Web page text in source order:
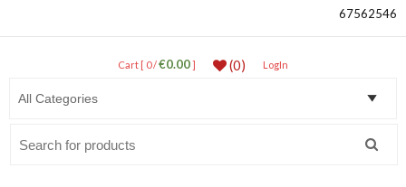
67562546
Cart [ 0 /€0.00] (0) LogIn